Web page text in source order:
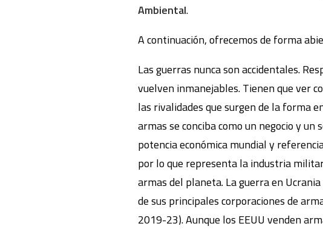
Ambiental.
A continuación, ofrecemos de forma
Las guerras nunca son accidentales.
vuelven inmanejables. Tienen que ver
las rivalidades que surgen de la forma
armas se conciba como un negocio y
potencia económica mundial y
por lo que representa la industria
armas del planeta. La guerra en
de sus principales corporaciones de
2019-23). Aunque los EEUU venden